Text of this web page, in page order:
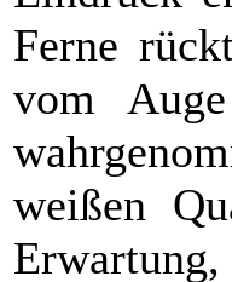
Ferne
vom
weißen